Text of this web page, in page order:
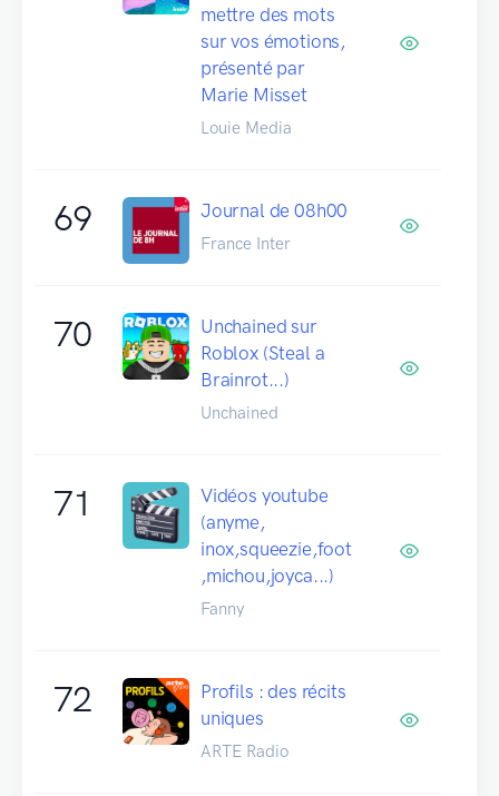
mettre des mots
sur vos émotions,
présenté par
Marie Misset
Louie Media
69 Journal de 08h00
France Inter
70
Unchained sur
Roblox (Steal a
Brainrot...)
Unchained
71
Vidéos youtube
(anyme,
inox,squeezie,foot
,michou,joyca...)
Fanny
72
Profils : des récits
uniques
ARTE Radio